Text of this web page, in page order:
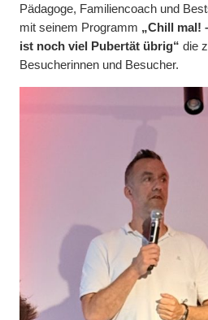
Pädagoge, Familiencoach und
mit seinem Programm „Chill mal!
ist noch viel Pubertät übrig“ die
Besucherinnen und Besucher.